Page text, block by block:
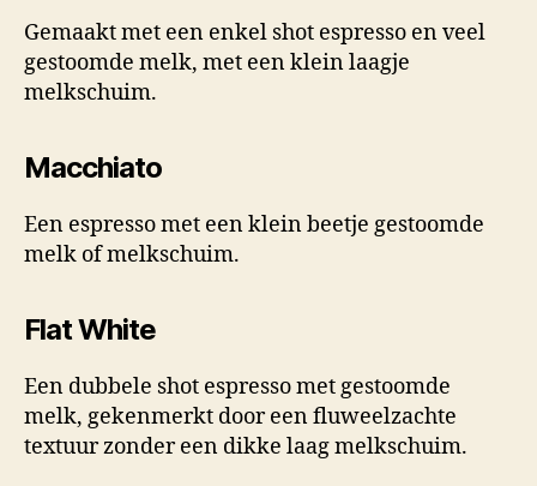
Gemaakt met een enkel shot espresso en veel
gestoomde melk, met een klein laagje
melkschuim.
Macchiato
Een espresso met een klein beetje gestoomde
melk of melkschuim.
Flat White
Een dubbele shot espresso met gestoomde
melk, gekenmerkt door een fluweelzachte
textuur zonder een dikke laag melkschuim.